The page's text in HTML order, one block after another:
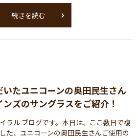
続きを読む
たユニコーンの奥田民生さん
ズのサングラスをご紹介！
ル ブログです。本日は、ここ数日で複
た、ユニコーンの奥田民生さんご使用の